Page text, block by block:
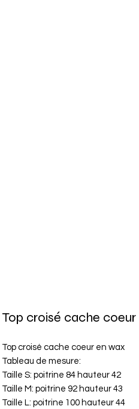
Top croisé cache coeur
Top croisé cache coeur en wax
Tableau de mesure:
Taille S: poitrine 84 hauteur 42
Taille M: poitrine 92 hauteur 43
Taille L: poitrine 100 hauteur 44